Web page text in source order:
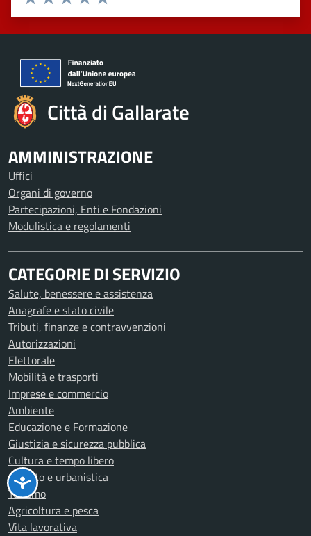
Valuta 5 stelle su 5
Valuta 4 stelle su 5
Valuta 3 stelle su 5
Valuta 2 stelle su 5
Valuta 1 stelle su 5
Città di Gallarate
AMMINISTRAZIONE
Uffici
Organi di governo
Partecipazioni, Enti e Fondazioni
Modulistica e regolamenti
CATEGORIE DI SERVIZIO
Salute, benessere e assistenza
Anagrafe e stato civile
Tributi, finanze e contravvenzioni
Autorizzazioni
Elettorale
Mobilità e trasporti
Imprese e commercio
Ambiente
Educazione e Formazione
Giustizia e sicurezza pubblica
Cultura e tempo libero
Catasto e urbanistica
Turismo
Agricoltura e pesca
Vita lavorativa